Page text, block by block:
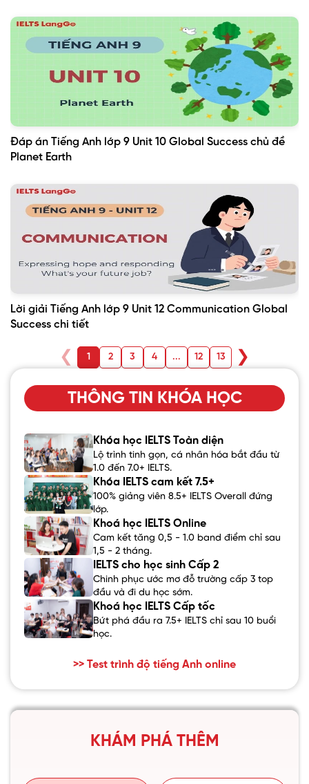
Đáp án Tiếng Anh lớp 9 Unit 10 Global Success chủ đề
Planet Earth
Lời giải Tiếng Anh lớp 9 Unit 12 Communication Global
Success chi tiết
❮ 1 2 3 4 ... 12 13 ❯
THÔNG TIN KHÓA HỌC
Khóa học IELTS Toàn diện
Lộ trình tinh gọn, cá nhân hóa bắt đầu từ
1.0 đến 7.0+ IELTS.
Khóa IELTS cam kết 7.5+
100% giảng viên 8.5+ IELTS Overall đứng
lớp.
Khoá học IELTS Online
Cam kết tăng 0,5 - 1.0 band điểm chỉ sau
1,5 - 2 tháng.
IELTS cho học sinh Cấp 2
Chinh phục ước mơ đỗ trường cấp 3 top
đầu và đi du học sớm.
Khoá học IELTS Cấp tốc
Bứt phá đầu ra 7.5+ IELTS chỉ sau 10 buổi
học.
>> Test trình độ tiếng Anh online
KHÁM PHÁ THÊM